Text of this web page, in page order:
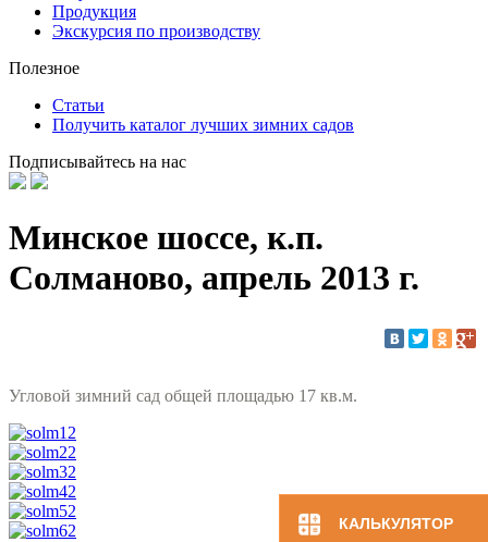
КАЛЬКУЛЯТОР
Продукция
Экскурсия по производству
Полезное
Статьи
Получить каталог лучших зимних садов
Подписывайтесь на нас
Минское шоссе, к.п.
Солманово, апрель 2013 г.
Угловой зимний сад общей площадью 17 кв.м.